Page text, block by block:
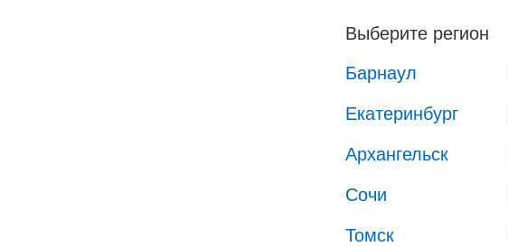
Выберите регион
Барнаул
Екатеринбург
Архангельск
Сочи
Томск